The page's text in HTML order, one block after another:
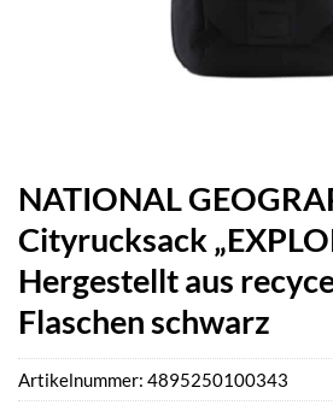
NATIONAL
Cityrucksack
Hergestellt aus
Flaschen schwarz
Artikelnummer: 4895250100343